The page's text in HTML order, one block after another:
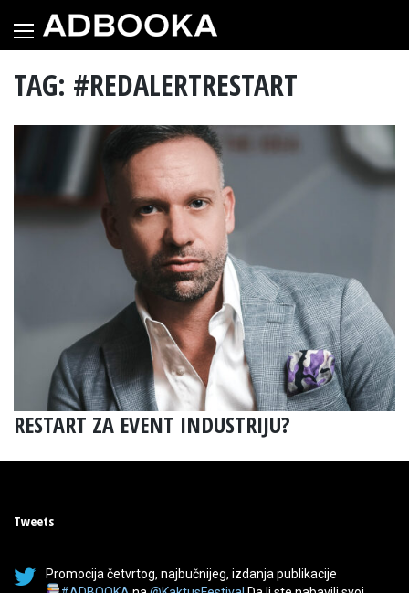
content
TAG: #REDALERTRESTART
RESTART ZA EVENT INDUSTRIJU?
Tweets
Promocija četvrtog, najbučnijeg, izdanja publikacije